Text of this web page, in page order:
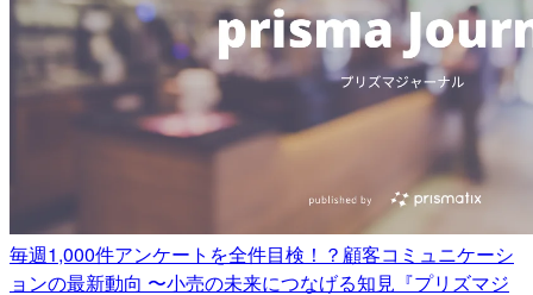
毎週1,000件アンケートを全件目検！？顧客コミュニケーシ
ョンの最新動向 〜小売の未来につなげる知見『プリズマジ